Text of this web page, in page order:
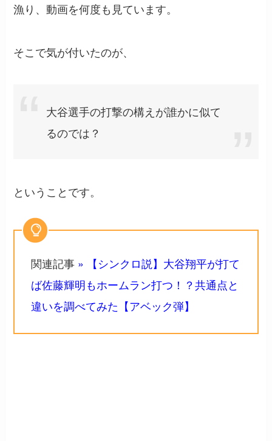
漁り、動画を何度も見ています。
そこで気が付いたのが、
大谷選手の打撃の構えが誰かに似て
るのでは？
ということです。
関連記事 » 【シンクロ説】大谷翔平が打て
ば佐藤輝明もホームラン打つ！？共通点と
違いを調べてみた【アベック弾】